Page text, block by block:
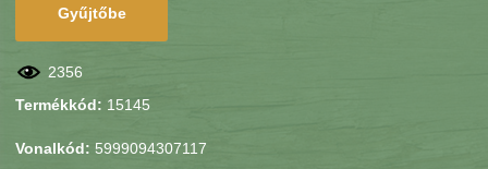
Gyűjtőbe
2356
Termékkód: 15145
Vonalkód: 5999094307117